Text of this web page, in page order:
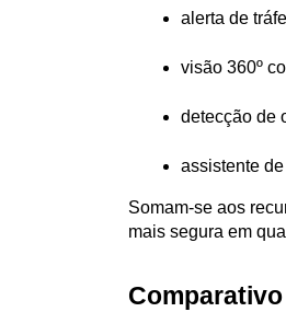
alerta de
visão 360º
detecção de
assistente
Somam-se aos
mais segura em